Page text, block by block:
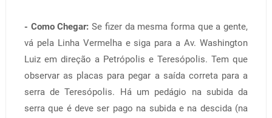
- Como Chegar:Se fizer da mesma forma que a gente,
vá pela Linha Vermelha e siga para a Av. Washington
Luiz em direção a Petrópolis e Teresópolis. Tem que
observar as placas para pegar a saída correta para a
serra de Teresópolis. Há um pedágio na subida da
serra que é deve ser pago na subida e na descida (na